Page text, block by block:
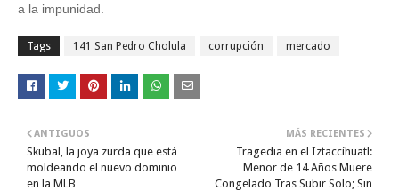
a la impunidad.
Tags 141 San Pedro Cholula corrupción mercado
MÁS RECIENTES
Tragedia en el Iztaccíhuatl:
Menor de 14 Años Muere
Congelado Tras Subir Solo; Sin
ANTIGUOS
Skubal, la joya zurda que está
moldeando el nuevo dominio
en la MLB